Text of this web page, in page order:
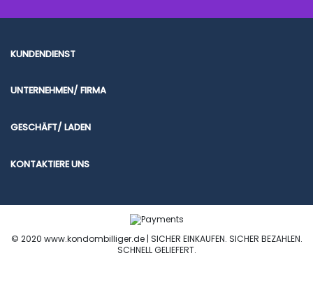
KUNDENDIENST
UNTERNEHMEN/ FIRMA
GESCHÄFT/ LADEN
KONTAKTIERE UNS
© 2020 www.kondombilliger.de | SICHER EINKAUFEN. SICHER BEZAHLEN.
SCHNELL GELIEFERT.